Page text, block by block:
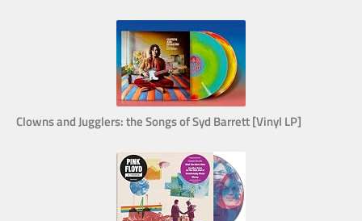
Clowns and Jugglers: the Songs of Syd Barrett [Vinyl LP]